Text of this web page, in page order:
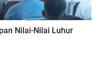
Nilai-Nilai Luhur